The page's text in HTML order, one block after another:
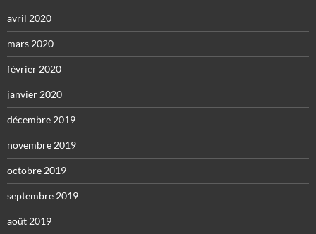
avril 2020
mars 2020
février 2020
janvier 2020
décembre 2019
novembre 2019
octobre 2019
septembre 2019
août 2019